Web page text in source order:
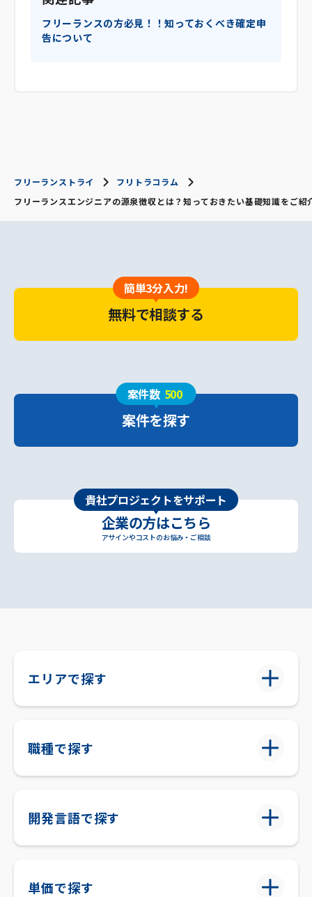
フリーランスの方必見！！知っておくべき確定申
告について
フリーランストライ
フリトラコラム
フリーランスエンジニアの源泉徴収とは？知っておきたい基礎知識をご紹
簡単3分入力!
無料で相談する
案件数 500
案件を探す
貴社プロジェクトをサポート
企業の方はこちら
アサインやコストのお悩み・ご相談
エリアで探す
職種で探す
開発言語で探す
単価で探す